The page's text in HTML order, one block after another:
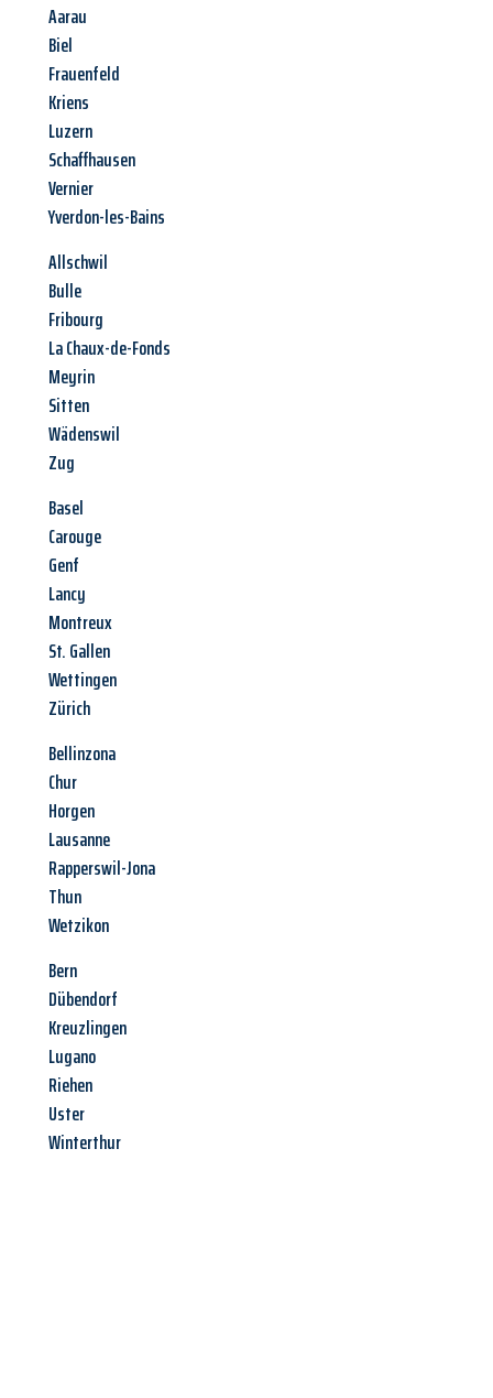
Aarau
Biel
Frauenfeld
Kriens
Luzern
Schaffhausen
Vernier
Yverdon-les-Bains
Allschwil
Bulle
Fribourg
La Chaux-de-Fonds
Meyrin
Sitten
Wädenswil
Zug
Basel
Carouge
Genf
Lancy
Montreux
St. Gallen
Wettingen
Zürich
Bellinzona
Chur
Horgen
Lausanne
Rapperswil-Jona
Thun
Wetzikon
Bern
Dübendorf
Kreuzlingen
Lugano
Riehen
Uster
Winterthur